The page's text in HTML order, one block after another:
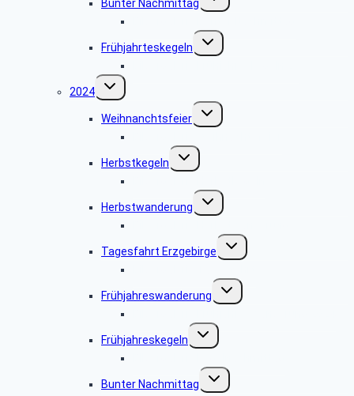
Bunter Nachmittag umschalten
Frühjahrteskegeln
Untermenü
umschalten
2024
Untermenü
umschalten
Weihnanchtsfeier
Untermenü
umschalten
Herbstkegeln
Untermenü
umschalten
Herbstwanderung
Untermenü
umschalten
Tagesfahrt Erzgebirge
Untermenü
umschalten
Frühjahreswanderung
Untermenü
umschalten
Frühjahreskegeln
Untermenü
umschalten
Bunter Nachmittag
Untermenü
umschalten